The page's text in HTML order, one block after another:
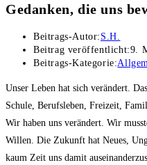
Gedanken, die uns
Beitrags-Autor: S.H.
Beitrag veröffentlicht:9.
Beitrags-Kategorie:
Unser Leben hat sich verändert.
Schule, Berufsleben, Freizeit,
Wir haben uns verändert. Wir
Willen. Die Zukunft hat Neues,
kaum Zeit uns damit